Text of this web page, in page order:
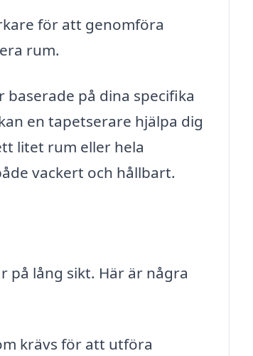
för att genomföra
rum.
på dina specifika
en tapetserare hjälpa dig
litet rum eller hela
vackert och hållbart.
på lång sikt. Här är några
krävs för att utföra